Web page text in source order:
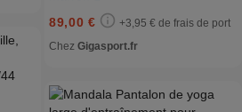
89,00 €
+3,95 € de frais de port
Chez Gigasport.fr